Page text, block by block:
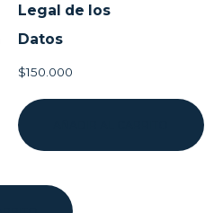
Legal de los
Datos
$150.000